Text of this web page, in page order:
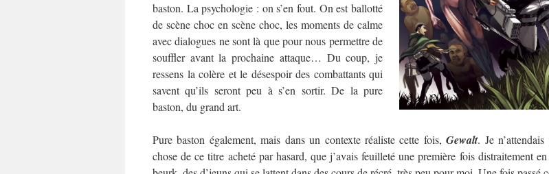
baston. La psychologie : on s’en fout. On est ballotté
de scène choc en scène choc, les moments de calme
avec dialogues ne sont là que pour nous permettre de
souffler avant la prochaine attaque… Du coup, je
ressens la colère et le désespoir des combattants qui
savent qu’ils seront peu à s’en sortir. De la pure
baston, du grand art.
Pure baston également, mais dans un contexte réaliste cette fois,Gewalt. Je
chose de ce titre acheté par hasard, que j’avais feuilleté une première fois distraitement